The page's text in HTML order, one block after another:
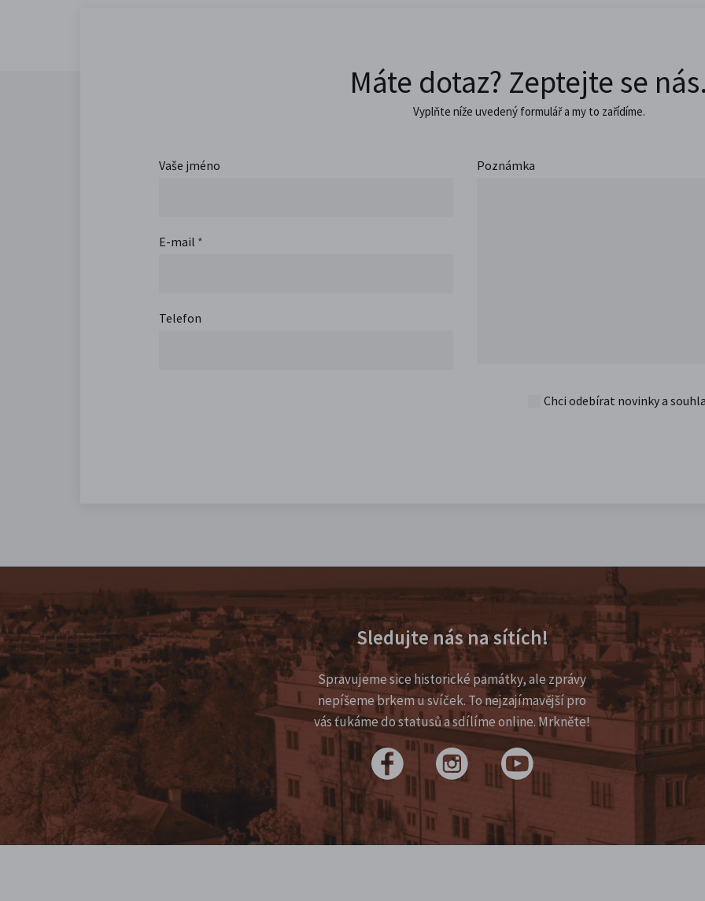
Máte dotaz? Zeptejte se
Vyplňte níže uvedený formulář a my to zařídíme.
Vaše jméno
E-mail *
Telefon
Poznámka
Chci odebírat novinky a
Sledujte nás na sítích!
Spravujeme sice historické památky, ale zprávy
nepíšeme brkem u svíček. To nejzajímavější pro
vás ťukáme do statusů a sdílíme online. Mrkněte!